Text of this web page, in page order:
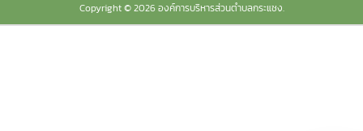
Copyright © 2026 องค์การบริหารส่วนตำบลกระแชง.